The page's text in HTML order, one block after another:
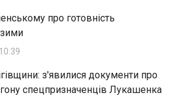
про готовність
з'явилися документи про
спецпризначенців Лукашенка